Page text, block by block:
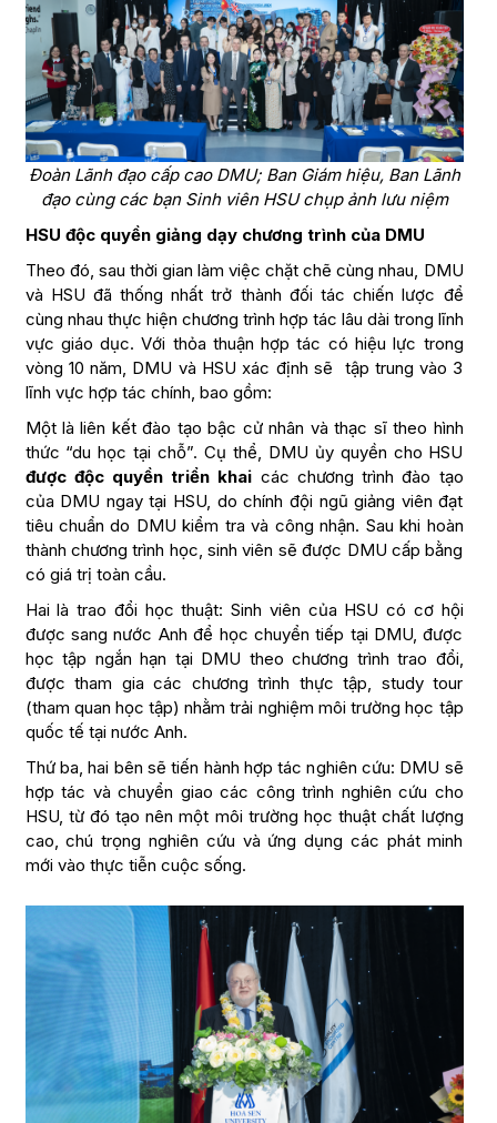
Đoàn Lãnh đạo cấp cao DMU; Ban Giám hiệu, Ban Lãnh
đạo cùng các bạn Sinh viên HSU chụp ảnh lưu niệm
HSU độc quyền giảng dạy chương trình của DMU
Theo đó, sau thời gian làm việc chặt chẽ cùng nhau, DMU
và HSU đã thống nhất trở thành đối tác chiến lược để
cùng nhau thực hiện chương trình hợp tác lâu dài trong lĩnh
vực giáo dục. Với thỏa thuận hợp tác có hiệu lực trong
vòng 10 năm, DMU và HSU xác định sẽ tập trung vào 3
lĩnh vực hợp tác chính, bao gồm:
Một là liên kết đào tạo bậc cử nhân và thạc sĩ theo hình
thức “du học tại chỗ”. Cụ thể, DMU ủy quyền cho HSU
được độc quyền triển khai các chương trình đào tạo
của DMU ngay tại HSU, do chính đội ngũ giảng viên đạt
tiêu chuẩn do DMU kiểm tra và công nhận. Sau khi hoàn
thành chương trình học, sinh viên sẽ được DMU cấp bằng
có giá trị toàn cầu.
Hai là trao đổi học thuật: Sinh viên của HSU có cơ hội
được sang nước Anh để học chuyển tiếp tại DMU, được
học tập ngắn hạn tại DMU theo chương trình trao đổi,
được tham gia các chương trình thực tập, study tour
(tham quan học tập) nhằm trải nghiệm môi trường học tập
quốc tế tại nước Anh.
Thứ ba, hai bên sẽ tiến hành hợp tác nghiên cứu: DMU sẽ
hợp tác và chuyển giao các công trình nghiên cứu cho
HSU, từ đó tạo nên một môi trường học thuật chất lượng
cao, chú trọng nghiên cứu và ứng dụng các phát minh
mới vào thực tiễn cuộc sống.